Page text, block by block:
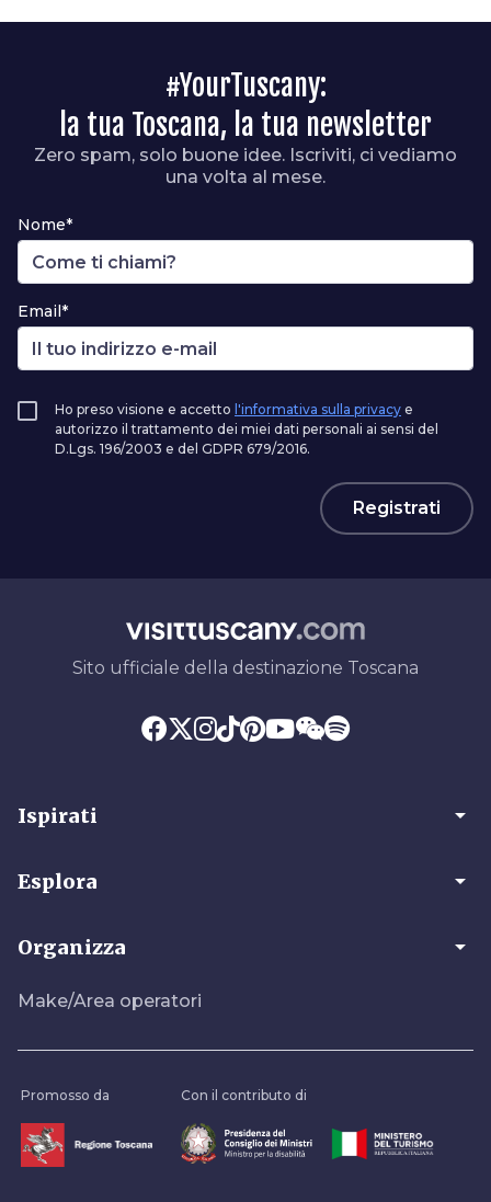
#YourTuscany:
la tua Toscana, la tua newsletter
Zero spam, solo buone idee. Iscriviti, ci vediamo
una volta al mese.
Nome*
Email*
Ho preso visione e accetto l'informativa sulla privacy e
autorizzo il trattamento dei miei dati personali ai sensi del
D.Lgs. 196/2003 e del GDPR 679/2016.
Registrati
Sito ufficiale della destinazione Toscana
Ispirati arrow_drop_down
Esplora arrow_drop_down
Organizza arrow_drop_down
Make/Area operatori
Promosso da Con il contributo di